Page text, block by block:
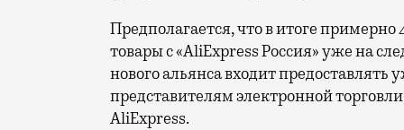
Предполагается, что в итоге
товары с «AliExpress Россия» уже на
нового альянса входит
представителям электронной
AliExpress.